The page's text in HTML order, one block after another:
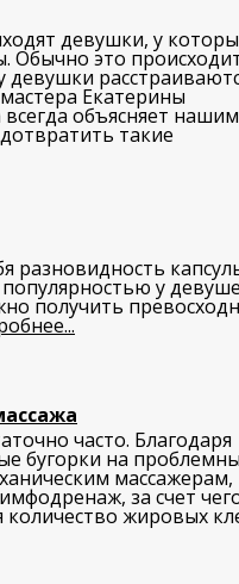
девушки, у
Обычно это
девушки
Екатерины
объясняет нашим
такие
разновидность
у
получить
часто. Благодаря
бугорки на
массажерам,
за счет
жировых